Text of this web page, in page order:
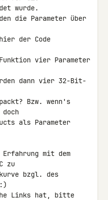
wurde.
die Parameter über
der Code
vier Parameter
dann vier 32-Bit-
Bzw. wenn's
als Parameter
zu
bzgl. des
Links hat, bitte